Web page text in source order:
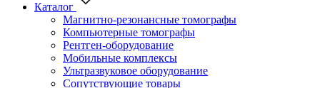
Каталог
Магнитно-резонансные томографы
Компьютерные томографы
Рентген-оборудование
Мобильные комплексы
Ультразвуковое оборудование
Сопутствующие товары